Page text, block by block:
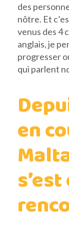
des
nôtre. Et
venus des 4
anglais, je
progresser
qui parlent
en